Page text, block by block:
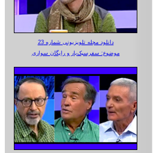
دانلود مجله تلویزیونی شماره 23
موضوع: سفرسبک‌بار و رایگان سواری